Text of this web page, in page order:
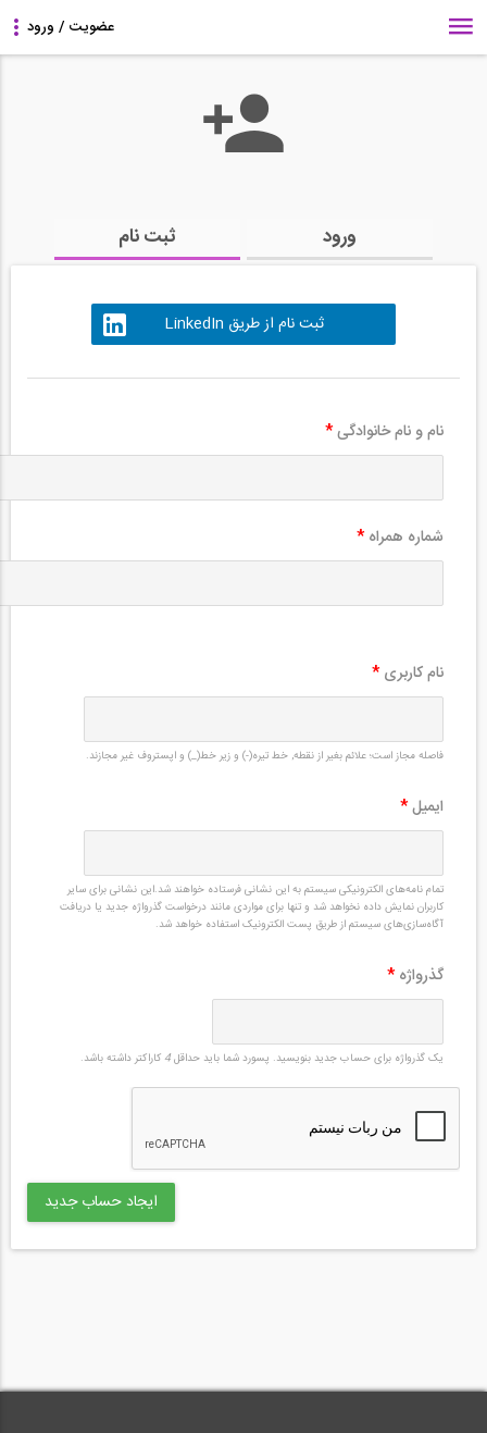
ورود ثبت نام
ثبت نام از طریق LinkedIn
نام و نام خانوادگی*
شماره همراه *
نام کاربری *
فاصله مجاز است؛ علائم بغیر از نقطه, خط تیره(-) و زیر خط(_) و اپستروف غیر مجازند.
ایمیل*
تمام نامه‌های الکترونیکی سیستم به این نشانی فرستاده خواهند شد.این نشانی برای سایر
کاربران نمایش داده نخواهد شد و تنها برای مواردی مانند درخواست گذرواژه جدید یا دریافت
آگاه‌سازی‌های سیستم از طریق پست الکترونیک استفاده خواهد شد.
گذرواژه *
یک گذرواژه برای حساب جدید بنویسید. پسورد شما باید حداقل4 کاراکتر داشته باشد.